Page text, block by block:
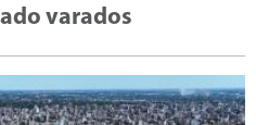
varados